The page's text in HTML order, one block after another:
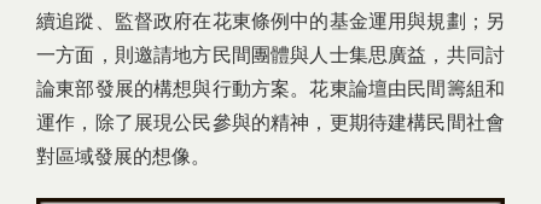
續追蹤、監督政府在花東條例中的基金運用與規劃；另
一方面，則邀請地方民間團體與人士集思廣益，共同討
論東部發展的構想與行動方案。花東論壇由民間籌組和
運作，除了展現公民參與的精神，更期待建構民間社會
對區域發展的想像。